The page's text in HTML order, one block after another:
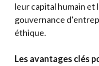
leur capital humain et
gouvernance
éthique.
Les avantages clés